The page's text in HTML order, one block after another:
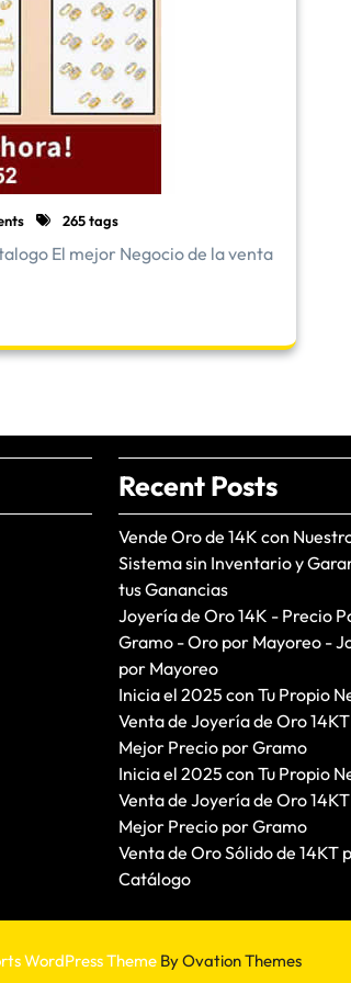
265 tags
El mejor Negocio de la venta
Recent Posts
Vende Oro de 14K con
Sistema sin Inventario y
tus Ganancias
Joyería de Oro 14K - Precio
Gramo - Oro por Mayoreo -
por Mayoreo
Inicia el 2025 con Tu Propio
Venta de Joyería de Oro
Mejor Precio por Gramo
Inicia el 2025 con Tu Propio
Venta de Joyería de Oro
Mejor Precio por Gramo
Venta de Oro Sólido de 14KT
Catálogo
WordPress ThemeBy Ovation Themes